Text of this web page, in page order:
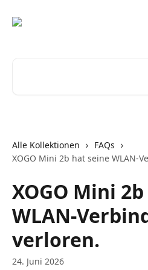
Alle Kollektionen
FAQs
XOGO Mini 2b hat seine WLAN-
XOGO Mini
WLAN-
verloren.
24. Juni 2026